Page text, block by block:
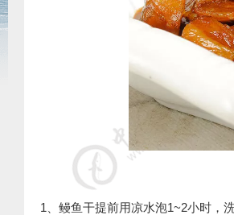
1、鳗鱼干提前用凉水泡1~2小时，